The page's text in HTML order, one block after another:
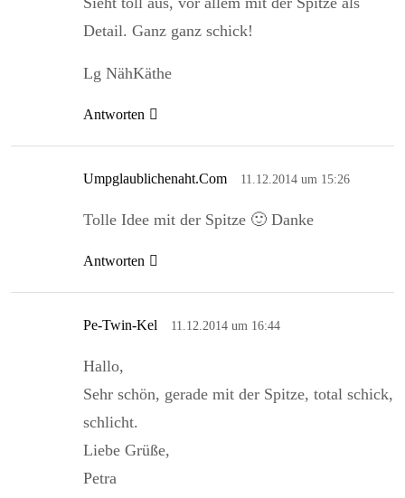
Detail. Ganz ganz schick!
Lg NähKäthe
Antworten
Umpglaublichenaht.com 11.12.2014 um 15:26
Tolle Idee mit der Spitze 🙂 Danke
Antworten
Pe-Twin-Kel 11.12.2014 um 16:44
Hallo,
Sehr schön, gerade mit der Spitze, total schick,
schlicht.
Liebe Grüße,
Petra